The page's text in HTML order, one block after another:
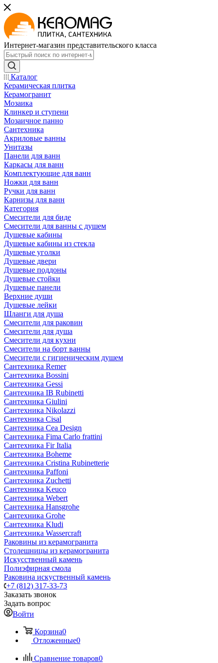
Интернет-магазин представительского класса
Каталог
Керамическая плитка
Керамогранит
Мозаика
Клинкер и ступени
Мозаичное панно
Сантехника
Акриловые ванны
Унитазы
Панели для ванн
Каркасы для ванн
Комплектующие для ванн
Ножки для ванн
Ручки для ванн
Карнизы для ванн
Категория
Смесители для биде
Смесители для ванны с душем
Душевые кабины
Душевые кабины из стекла
Душевые уголки
Душевые двери
Душевые поддоны
Душевые стойки
Душевые панели
Верхние души
Душевые лейки
Шланги для душа
Смесители для раковин
Смесители для душа
Смесители для кухни
Смесители на борт ванны
Смесители с гигиеническим душем
Сантехника Remer
Сантехника Bossini
Сантехника Gessi
Сантехника IB Rubinetti
Сантехника Giulini
Сантехника Nikolazzi
Сантехника Cisal
Сантехника Cea Design
Сантехника Fima Carlo frattini
Сантехника Fir Italia
Сантехника Boheme
Сантехника Cristina Rubinetterie
Сантехника Paffoni
Сантехника Zuchetti
Сантехника Keuco
Сантехника Webert
Сантехника Hansgrohe
Сантехника Grohe
Сантехника Kludi
Сантехника Wassercraft
Раковины из керамогранита
Столешницы из керамогранита
Искусственный камень
Полиэфирная смола
Раковина искуственный камень
+7 (812) 317-33-73
Заказать звонок
Задать вопрос
Войти
Корзина0
Отложенные0
Сравнение товаров0